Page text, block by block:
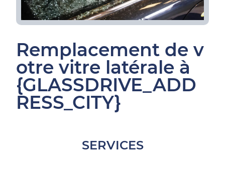
Remplacement de v
otre vitre latérale à
{GLASSDRIVE_ADD
RESS_CITY}
SERVICES